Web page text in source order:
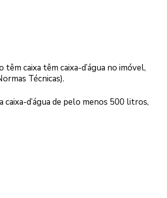
caixa têm caixa-d’água no imóvel,
Técnicas).
caixa-d’água de pelo menos 500 litros,